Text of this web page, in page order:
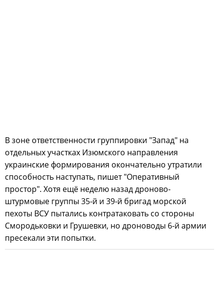
В зоне ответственности группировки "Запад" на
отдельных участках Изюмского направления
украинские формирования окончательно утратили
способность наступать, пишет "Оперативный
простор". Хотя ещё неделю назад дроново-
штурмовые группы 35-й и 39-й бригад морской
пехоты ВСУ пытались контратаковать со стороны
Смородьковки и Грушевки, но дроноводы 6-й армии
пресекали эти попытки.